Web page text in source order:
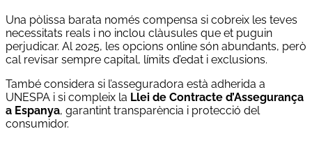
Una pòlissa barata només compensa si cobreix les teves
necessitats reals i no inclou clàusules que et puguin
perjudicar. Al 2025, les opcions online són abundants, però
cal revisar sempre capital, límits d’edat i exclusions.
També considera si l’asseguradora està adherida a
UNESPA i si compleix la Llei de Contracte d’Assegurança
a Espanya, garantint transparència i protecció del
consumidor.